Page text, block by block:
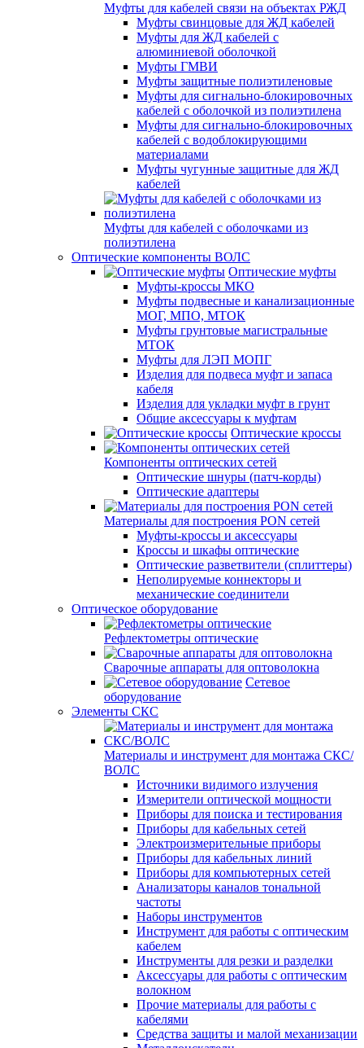
Муфты для кабелей связи на объектах РЖД
Муфты свинцовые для ЖД кабелей
Муфты для ЖД кабелей с
алюминиевой оболочкой
Муфты ГМВИ
Муфты защитные полиэтиленовые
Муфты для сигнально-блокировочных
кабелей с оболочкой из полиэтилена
Муфты для сигнально-блокировочных
кабелей с водоблокирующими
материалами
Муфты чугунные защитные для ЖД
кабелей
Муфты для кабелей с оболочками из
полиэтилена
Оптические компоненты ВОЛС
Оптические муфты
Муфты-кроссы МКО
Муфты подвесные и канализационные
МОГ, МПО, МТОК
Муфты грунтовые магистральные
МТОК
Муфты для ЛЭП МОПГ
Изделия для подвеса муфт и запаса
кабеля
Изделия для укладки муфт в грунт
Общие аксессуары к муфтам
Оптические кроссы
Компоненты оптических сетей
Оптические шнуры (патч-корды)
Оптические адаптеры
Материалы для построения PON сетей
Муфты-кроссы и аксессуары
Кроссы и шкафы оптические
Оптические разветвители (сплиттеры)
Неполируемые коннекторы и
механические соединители
Оптическое оборудование
Рефлектометры оптические
Сварочные аппараты для оптоволокна
Сетевое
оборудование
Элементы СКС
Материалы и инструмент для монтажа СКС/
ВОЛС
Источники видимого излучения
Измерители оптической мощности
Приборы для поиска и тестирования
Приборы для кабельных сетей
Электроизмерительные приборы
Приборы для кабельных линий
Приборы для компьютерных сетей
Анализаторы каналов тональной
частоты
Наборы инструментов
Инструмент для работы с оптическим
кабелем
Инструменты для резки и разделки
Аксессуары для работы с оптическим
волокном
Прочие материалы для работы с
кабелями
Средства защиты и малой механизации